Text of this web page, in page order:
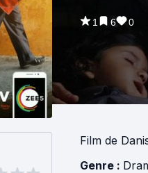
1 6 0
Film de
Genre :